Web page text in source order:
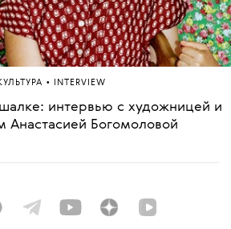
• INTERVIEW
интервью с художницей и
Анастасией Богомоловой